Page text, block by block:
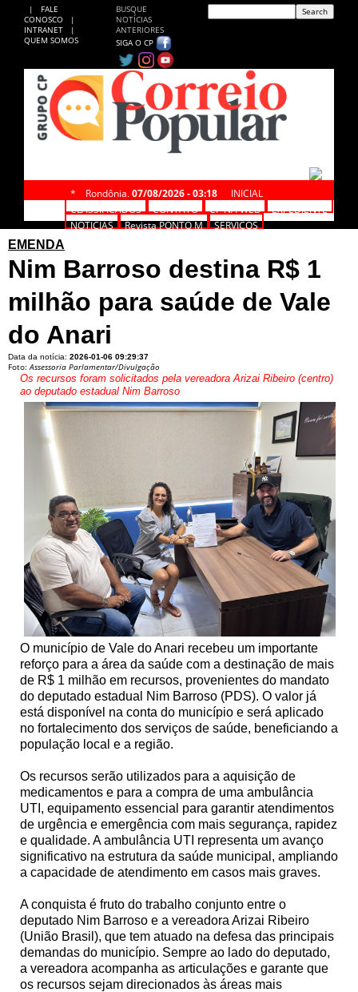
|
FALE
CONOSCO
|
INTRANET
|
QUEM SOMOS
BUSQUE
NOTÍCIAS
ANTERIORES
SIGA O CP
* Rondônia, 07/08/2026 - 03:18
INICIAL
CLASSIFICADOS
CONTATO CP NA WEB
EXPEDIENTE
NOTÍCIAS
Revista PONTO M
SERVIÇOS
EMENDA
Nim Barroso destina R$ 1
milhão para saúde de Vale
do Anari
Data da notícia: 2026-01-06 09:29:37
Foto:Assessoria Parlamentar/Divulgação
Os recursos foram solicitados pela vereadora Arizai Ribeiro (centro)
ao deputado estadual Nim Barroso
O município de Vale do Anari recebeu um importante
reforço para a área da saúde com a destinação de mais
de R$ 1 milhão em recursos, provenientes do mandato
do deputado estadual Nim Barroso (PDS). O valor já
está disponível na conta do município e será aplicado
no fortalecimento dos serviços de saúde, beneficiando a
população local e a região.
Os recursos serão utilizados para a aquisição de
medicamentos e para a compra de uma ambulância
UTI, equipamento essencial para garantir atendimentos
de urgência e emergência com mais segurança, rapidez
e qualidade. A ambulância UTI representa um avanço
significativo na estrutura da saúde municipal, ampliando
a capacidade de atendimento em casos mais graves.
A conquista é fruto do trabalho conjunto entre o
deputado Nim Barroso e a vereadora Arizai Ribeiro
(União Brasil), que tem atuado na defesa das principais
demandas do município. Sempre ao lado do deputado,
a vereadora acompanha as articulações e garante que
os recursos sejam direcionados às áreas mais